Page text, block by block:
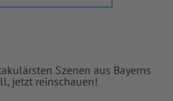
Szenen aus Bayerns
jetzt reinschauen!